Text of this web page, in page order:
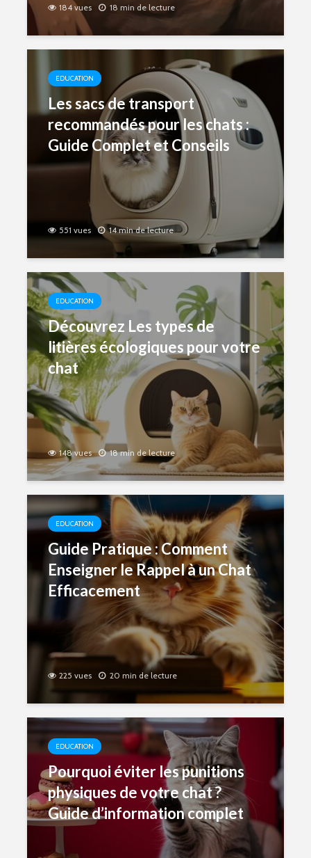
184 vues 18 min de lecture
EDUCATION
Les sacs de transport
recommandés pour les chats :
Guide Complet et Conseils
551 vues 14 min de lecture
EDUCATION
Découvrez Les types de
litières écologiques pour votre
chat
148 vues 18 min de lecture
EDUCATION
Guide Pratique : Comment
Enseigner le Rappel à un Chat
Efficacement
225 vues 20 min de lecture
EDUCATION
Pourquoi éviter les punitions
physiques de votre chat ?
Guide d’information complet